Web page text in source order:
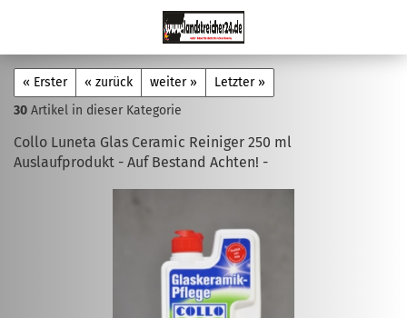
« Erster « zurück weiter »
Letzter »
30 Artikel in dieser Kategorie
Collo Luneta Glas Ceramic Reiniger 250 ml
Auslaufprodukt - Auf Bestand Achten! -